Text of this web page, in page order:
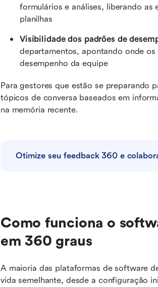
formulários e análises, liberando as
planilhas
Visibilidade dos padrões de
departamentos, apontando onde
desempenho da equipe
Para gestores que estão se preparando
tópicos de conversa baseados em
na memória recente.
Otimize seu feedback 360 e
Como funciona o
em 360 graus
A maioria das plataformas de software
vida semelhante, desde a configuração